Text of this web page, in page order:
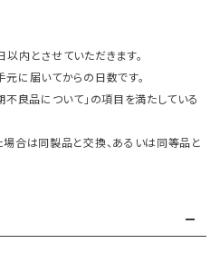
内とさせていただきます。
に届いてからの日数です。
良品について」の項目を満たしている
合は同製品と交換、あるいは同等品と